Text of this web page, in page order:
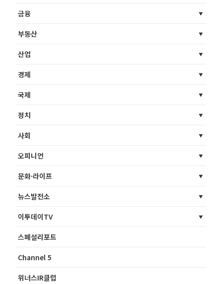
금융
부동산
산업
경제
국제
정치
사회
오피니언
문화·라이프
뉴스발전소
이투데이TV
스페셜리포트
Channel 5
위너스IR클럽